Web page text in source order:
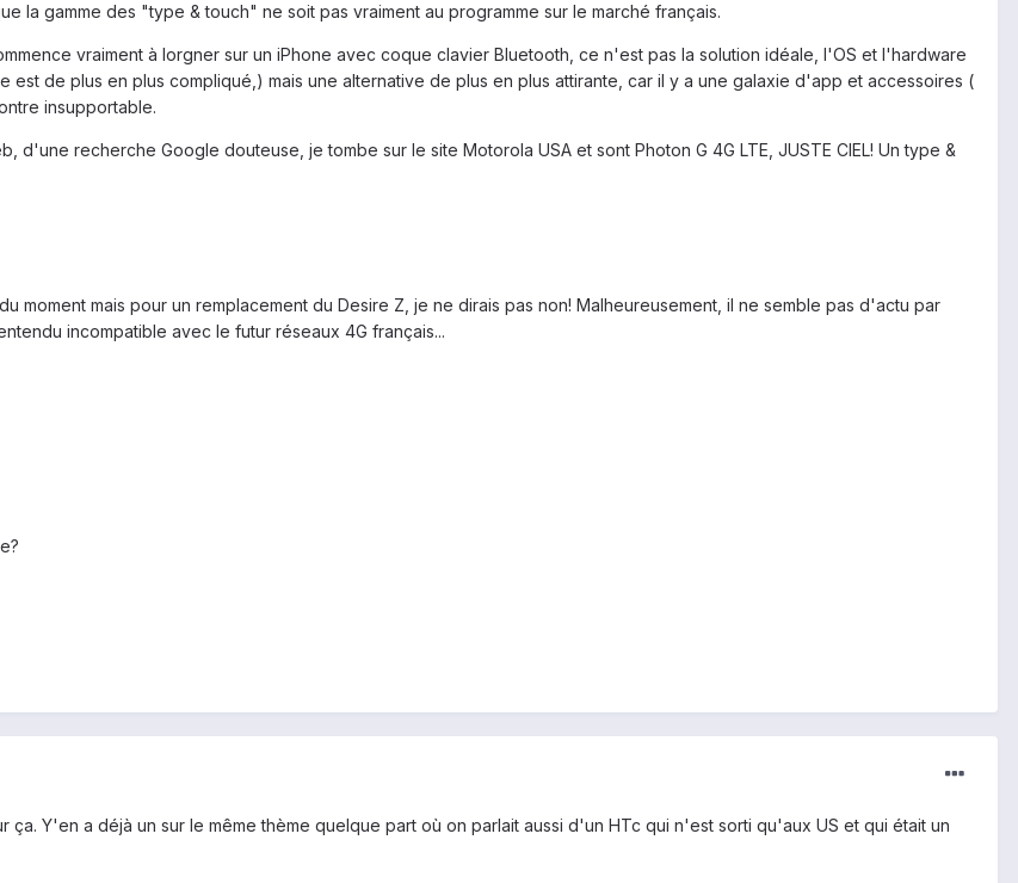
la gamme des "type & touch" ne soit pas vraiment au programme sur le marché français.
vraiment à lorgner sur un iPhone avec coque clavier Bluetooth, ce n'est pas la solution idéale, l'OS et l'hardware
est de plus en plus compliqué,) mais une alternative de plus en plus attirante, car il y a une galaxie d'app et accessoires (
insupportable.
d'une recherche Google douteuse, je tombe sur le site Motorola USA et sont Photon G 4G LTE, JUSTE CIEL! Un type &
moment mais pour un remplacement du Desire Z, je ne dirais pas non! Malheureusement, il ne semble pas d'actu par
incompatible avec le futur réseaux 4G français...
ça. Y'en a déjà un sur le même thème quelque part où on parlait aussi d'un HTc qui n'est sorti qu'aux US et qui était un